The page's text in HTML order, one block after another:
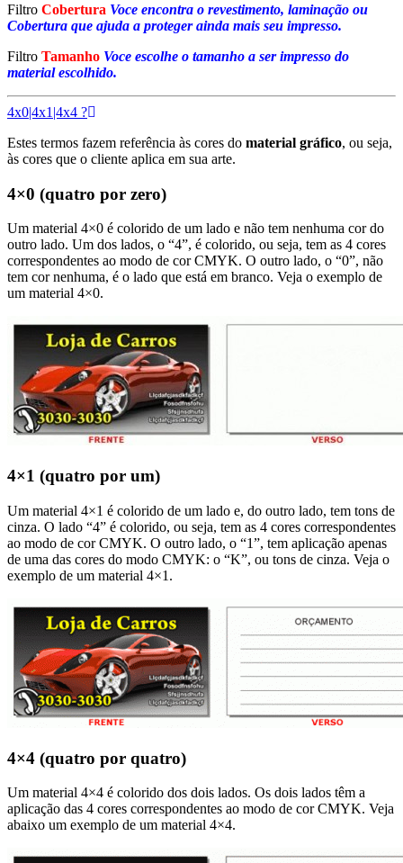
Filtro Cobertura Voce encontra o revestimento, laminação ou
Cobertura que ajuda a proteger ainda mais seu impresso.
Filtro Tamanho Voce escolhe o tamanho a ser impresso do
material escolhido.
4x0|4x1|4x4 ?
Estes termos fazem referência às cores do material gráfico, ou seja,
às cores que o cliente aplica em sua arte.
4×0 (quatro por zero)
Um material 4×0 é colorido de um lado e não tem nenhuma cor do
outro lado. Um dos lados, o “4”, é colorido, ou seja, tem as 4 cores
correspondentes ao modo de cor CMYK. O outro lado, o “0”, não
tem cor nenhuma, é o lado que está em branco. Veja o exemplo de
um material 4×0.
4×1 (quatro por um)
Um material 4×1 é colorido de um lado e, do outro lado, tem tons de
cinza. O lado “4” é colorido, ou seja, tem as 4 cores correspondentes
ao modo de cor CMYK. O outro lado, o “1”, tem aplicação apenas
de uma das cores do modo CMYK: o “K”, ou tons de cinza. Veja o
exemplo de um material 4×1.
4×4 (quatro por quatro)
Um material 4×4 é colorido dos dois lados. Os dois lados têm a
aplicação das 4 cores correspondentes ao modo de cor CMYK. Veja
abaixo um exemplo de um material 4×4.